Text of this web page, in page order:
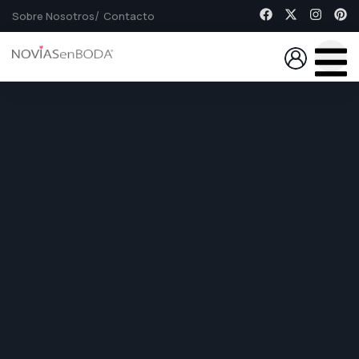
Sobre Nosotros Contacto